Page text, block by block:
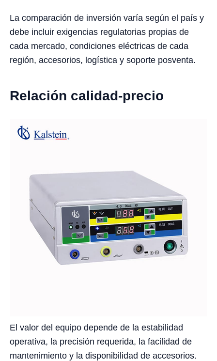
La comparación de inversión varía según el país y
debe incluir exigencias regulatorias propias de
cada mercado, condiciones eléctricas de cada
región, accesorios, logística y soporte posventa.
Relación calidad-precio
El valor del equipo depende de la estabilidad
operativa, la precisión requerida, la facilidad de
mantenimiento y la disponibilidad de accesorios.